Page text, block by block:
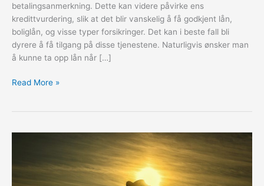
betalingsanmerkning. Dette kan videre påvirke ens
kredittvurdering, slik at det blir vanskelig å få godkjent lån,
boliglån, og visse typer forsikringer. Det kan i beste fall bli
dyrere å få tilgang på disse tjenestene. Naturligvis ønsker man
å kunne ta opp lån når […]
Hvordan
Read More »